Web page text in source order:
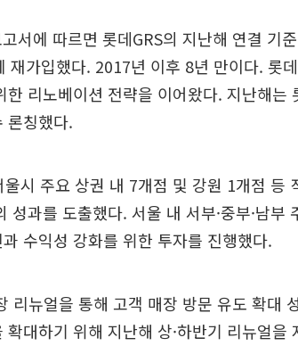
서에 따르면 롯데GRS의 지난해 연결 기
재가입했다. 2017년 이후 8년 만이다. 롯
리노베이션 전략을 이어왔다. 지난해는
론칭했다.
시 주요 상권 내 7개점 및 강원 1개점 등
성과를 도출했다. 서울 내 서부·중부·남부
수익성 강화를 위한 투자를 진행했다.
리뉴얼을 통해 고객 매장 방문 유도 확대
대하기 위해 지난해 상·하반기 리뉴얼을